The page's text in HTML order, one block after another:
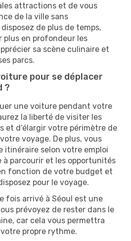
attractions et de vous
de la ville sans
de plus de temps,
plus en profondeur les
sa scène culinaire et
parcs.
pour se déplacer
?
une voiture pendant votre
la liberté de visiter les
et d’élargir votre périmètre de
voyage. De plus, vous
itinéraire selon votre emploi
à parcourir et les opportunités
fonction de votre budget et
pour le voyage.
fois arrivé à Séoul est une
prévoyez de rester dans le
car cela vous permettra
propre rythme.